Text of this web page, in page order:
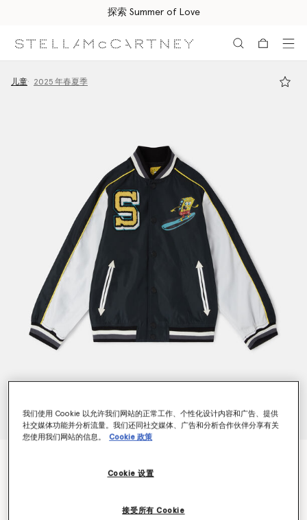
探索 Summer of Love
儿童 2025 年春夏季
我们使用 Cookie 以允许我们网站的正常工作、个性化设计内容和广告、提供
社交媒体功能并分析流量。我们还同社交媒体、广告和分析合作伙伴分享有关
您使用我们网站的信息。
Cookie 政策
Cookie 设置
接受所有 Cookie